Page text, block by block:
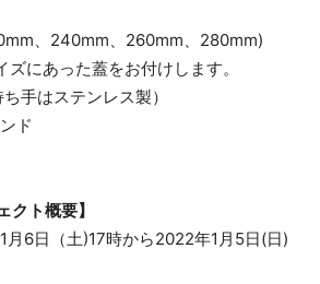
、240mm、260mm、280mm)
にあった蓋をお付けします。
手はステンレス製）
ド
クト概要】
月6日（土)17時から2022年1月5日(日)